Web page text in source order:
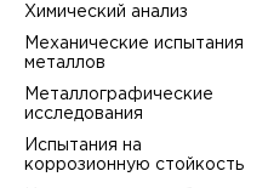
Химический анализ
Механические испытания
металлов
Металлографические
исследования
Испытания на
коррозионную стойкость